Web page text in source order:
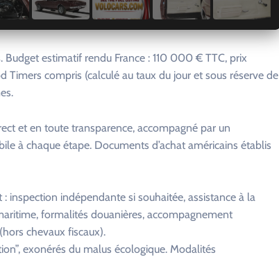
estimatif rendu France : 110 000 € TTC, prix
compris (calculé au taux du jour et sous réserve de
et en toute transparence, accompagné par un
à chaque étape. Documents d’achat américains établis
inspection indépendante si souhaitée, assistance à la
formalités douanières, accompagnement
chevaux fiscaux).
exonérés du malus écologique. Modalités